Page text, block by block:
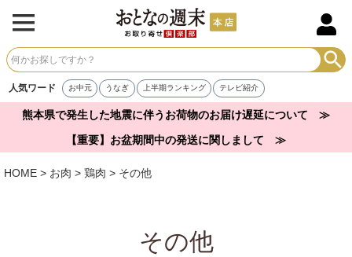
人気ワード お中元 うなぎ 上半期ランキング テレビ紹介
熊本県で発生した地震に伴うお荷物のお届け遅延について ≫
【重要】お盆期間中の発送に関しまして ≫
HOME お肉 鶏肉 その他
その他